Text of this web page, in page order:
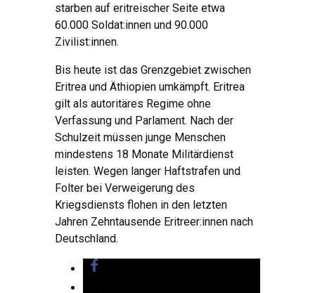
starben auf eritreischer Seite etwa
60.000 Soldat:innen und 90.000
Zivilist:innen.
Bis heute ist das Grenzgebiet zwischen
Eritrea und Äthiopien umkämpft. Eritrea
gilt als autoritäres Regime ohne
Verfassung und Parlament. Nach der
Schulzeit müssen junge Menschen
mindestens 18 Monate Militärdienst
leisten. Wegen langer Haftstrafen und
Folter bei Verweigerung des
Kriegsdiensts flohen in den letzten
Jahren Zehntausende Eritreer:innen nach
Deutschland.